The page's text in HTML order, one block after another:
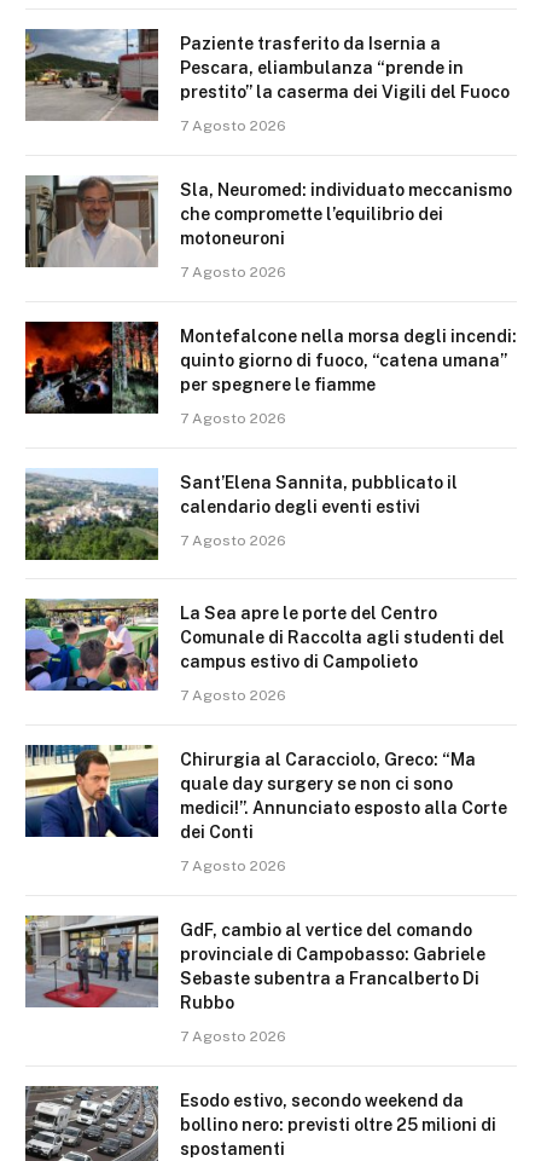
Paziente trasferito da Isernia a
Pescara, eliambulanza “prende in
prestito” la caserma dei Vigili del Fuoco
7 Agosto 2026
Sla, Neuromed: individuato meccanismo
che compromette l’equilibrio dei
motoneuroni
7 Agosto 2026
Montefalcone nella morsa degli incendi:
quinto giorno di fuoco, “catena umana”
per spegnere le fiamme
7 Agosto 2026
Sant’Elena Sannita, pubblicato il
calendario degli eventi estivi
7 Agosto 2026
La Sea apre le porte del Centro
Comunale di Raccolta agli studenti del
campus estivo di Campolieto
7 Agosto 2026
Chirurgia al Caracciolo, Greco: “Ma
quale day surgery se non ci sono
medici!”. Annunciato esposto alla Corte
dei Conti
7 Agosto 2026
GdF, cambio al vertice del comando
provinciale di Campobasso: Gabriele
Sebaste subentra a Francalberto Di
Rubbo
7 Agosto 2026
Esodo estivo, secondo weekend da
bollino nero: previsti oltre 25 milioni di
spostamenti